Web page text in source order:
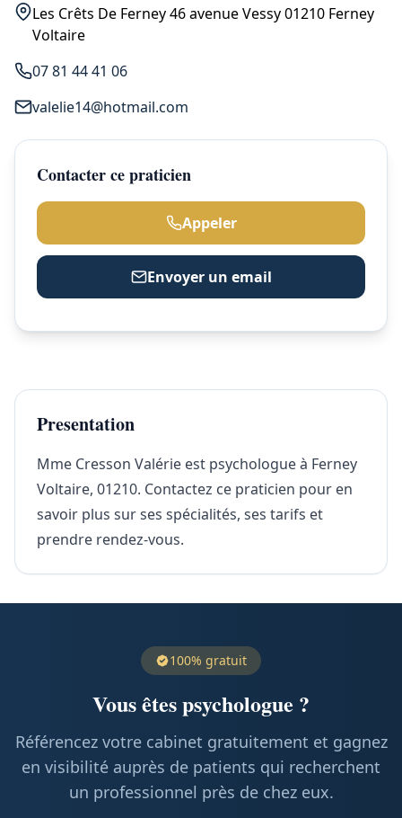
Les Crêts De Ferney 46 avenue Vessy 01210 Ferney
Voltaire
07 81 44 41 06
valelie14@hotmail.com
Contacter ce praticien
Appeler
Envoyer un email
Presentation
Mme Cresson Valérie est psychologue à Ferney
Voltaire, 01210. Contactez ce praticien pour en
savoir plus sur ses spécialités, ses tarifs et
prendre rendez-vous.
100% gratuit
Vous êtes psychologue ?
Référencez votre cabinet gratuitement et gagnez
en visibilité auprès de patients qui recherchent
un professionnel près de chez eux.